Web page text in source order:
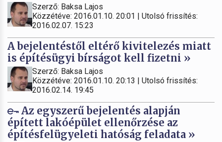
Szerző: Baksa Lajos
Közzétéve: 2016.01.10. 20:01 | Utolsó frissítés:
2016.02.07. 15:23
A bejelentéstől eltérő kivitelezés miatt
is építésügyi bírságot kell fizetni »
Szerző: Baksa Lajos
Közzétéve: 2016.01.10. 20:13 | Utolsó frissítés:
2016.02.14. 19:45
Az egyszerű bejelentés alapján
épített lakóépület ellenőrzése az
építésfelügyeleti hatóság feladata »